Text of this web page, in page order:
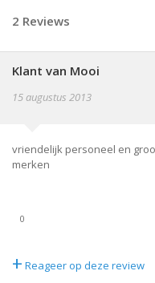
2 Reviews
Klant van Mooi
15 augustus 2013
vriendelijk personeel en
merken
0
+ Reageer op deze review